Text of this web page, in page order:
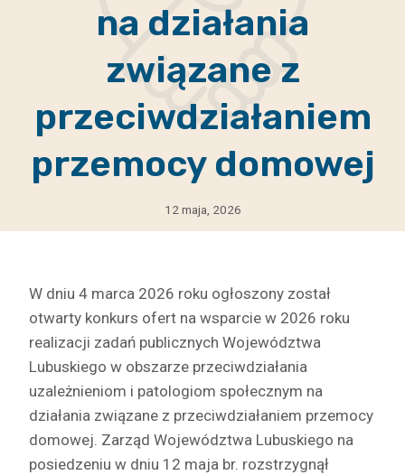
na działania
związane z
przeciwdziałaniem
przemocy domowej
12 maja, 2026
W dniu 4 marca 2026 roku ogłoszony został
otwarty konkurs ofert na wsparcie w 2026 roku
realizacji zadań publicznych Województwa
Lubuskiego w obszarze przeciwdziałania
uzależnieniom i patologiom społecznym na
działania związane z przeciwdziałaniem przemocy
domowej. Zarząd Województwa Lubuskiego na
posiedzeniu w dniu 12 maja br. rozstrzygnął